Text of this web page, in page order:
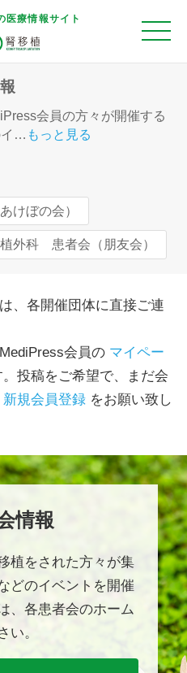
医療情報サイト
会員の方々が開催する
… もっと見る
けぼの会）
外科 患者会（朋友会）
、各開催団体に直接ご連
会員の マイペー
投稿をご希望で、まだ会
新規会員登録をお願い致し
情報
植をされた方々が集
どのイベントを開催
、各患者会のホーム
い。